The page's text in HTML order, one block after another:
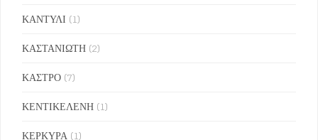
ΚΑΝΤΥΛΙ (1)
ΚΑΣΤΑΝΙΩΤΗ (2)
ΚΑΣΤΡΟ (7)
ΚΕΝΤΙΚΕΛΕΝΗ (1)
ΚΕΡΚΥΡΑ (1)